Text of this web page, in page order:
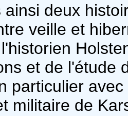
ainsi deux
veille et
et de l'étude
particulier
militaire de